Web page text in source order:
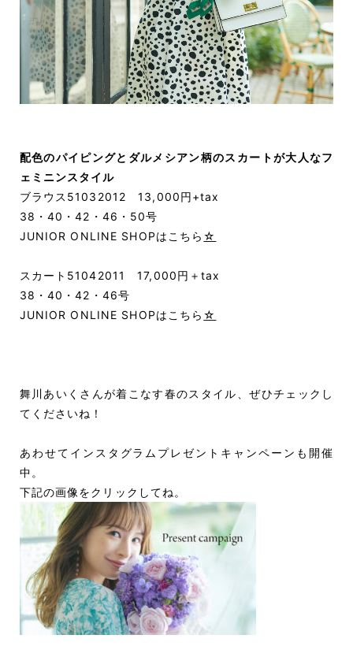
配色のパイピングとダルメシアン柄のスカートが大人なフ
ェミニンスタイル
ブラウス51032012 13,000円+tax
38・40・42・46・50号
JUNIOR ONLINE SHOPはこちら ☆
スカート51042011 17,000円＋tax
38・40・42・46号
JUNIOR ONLINE SHOPはこちら ☆
舞川あいくさんが着こなす春のスタイル、ぜひチェックし
てくださいね！
あわせてインスタグラムプレゼントキャンペーンも開催
中。
下記の画像をクリックしてね。